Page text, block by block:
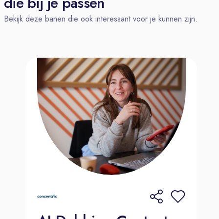
Salaris & Flexibiliteit: Een
marktconform salaris, de mogelijkheid
vanuit een andere EU-locatie te
werken.
Uitstekende basis: 100%
reiskostenvergoeding, 8%
vakantiegeld en 26 vakantiedagen
(plus de optie om er 9 extra bij te
kopen).
Vergoedingen: €57,50 netto
telefoonvergoeding (BYOD) en €30
fulltime) per maand.
Groei & Welzijn: Volop
Bekijk deze banen die ook interessant voor je kunnen zijn.